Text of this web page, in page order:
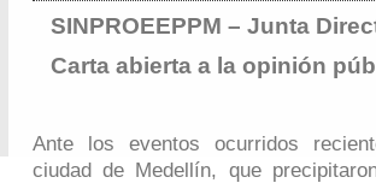
SINPROEEPPM – Junta
Carta abierta a la opinión
Ante los eventos ocurridos
ciudad de Medellín, que